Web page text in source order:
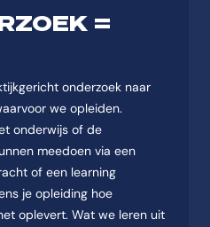
=
onderzoek naar
we opleiden.
onderwijs of de
meedoen via een
of een learning
je opleiding hoe
oplevert. Wat we leren uit